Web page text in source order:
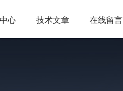
心 技术文章 在线留言